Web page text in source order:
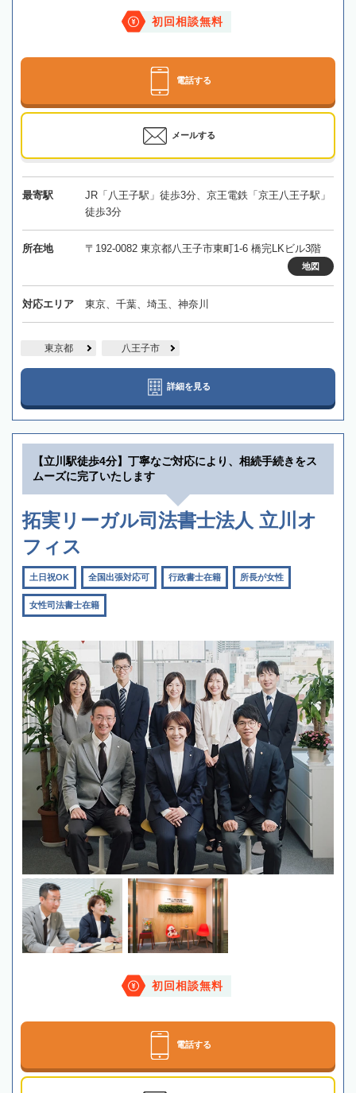
初回相談無料
電話する
メールする
最寄駅
JR「八王子駅」徒歩3分、京王電鉄「京王八王子駅」
徒歩3分
所在地 〒192-0082 東京都八王子市東町1-6 橋完LKビル3階
地図
対応エリア 東京、千葉、埼玉、神奈川
東京都 八王子市
詳細を見る
【立川駅徒歩4分】丁寧なご対応により、相続手続きをス
ムーズに完了いたします
拓実リーガル司法書士法人 立川オ
フィス
土日祝OK 全国出張対応可 行政書士在籍 所長が女性
女性司法書士在籍
初回相談無料
電話する